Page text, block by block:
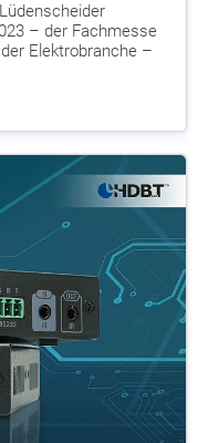
– der Fachmesse
Elektrobranche –